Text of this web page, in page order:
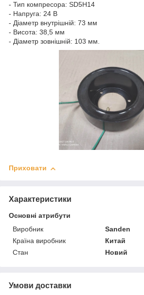
- Тип компресора: SD5Н14
- Напруга: 24 В
- Діаметр внутрішній: 73 мм
- Висота: 38,5 мм
- Діаметр зовнішній: 103 мм.
Приховати
Характеристики
Основні атрибути
Виробник
Sanden
Країна виробник
Китай
Стан
Новий
Умови доставки